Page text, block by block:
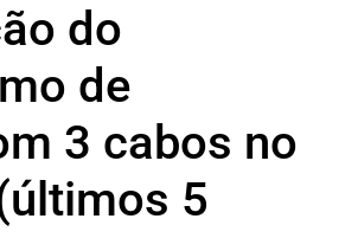
do
de
3 cabos no
5